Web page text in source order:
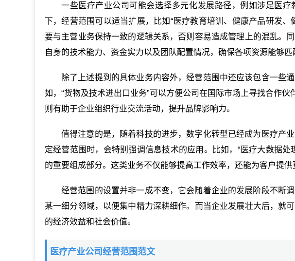
一些医疗产业公司可能会选择多元化发展路径，例如涉足医
下，经营范围可以适当扩展，比如“医疗教育培训、健康产品研发
要与主营业务保持一致的逻辑关系，否则容易造成管理上的混乱。
自身的技术能力、资金实力以及团队配置情况，确保各项资源能够匹
除了上述提到的具体业务内容外，经营范围中还应该包含一些
如，“货物及技术进出口业务”可以方便公司在国际市场上寻找合作伙
则有助于企业组织行业交流活动，提升品牌影响力。
值得注意的是，随着科技的进步，数字化转型已经成为医疗产
定经营范围时，会特别强调信息技术的应用。比如，“医疗大数据
的重要组成部分。这类业务不仅能够提高工作效率，还能为客户提供
经营范围的设置并非一成不变，它会随着企业的发展阶段不断
某一细分领域，以便集中精力深耕细作。而当企业发展壮大后，就
的经济效益和社会价值。
医疗产业公司经营范围范文